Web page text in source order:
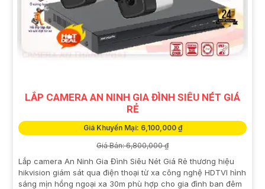
LẮP CAMERA AN NINH GIA ĐÌNH SIÊU NÉT GIÁ
RẺ
Giá Khuyến Mại: 6,100,000 ₫
Giá Bán: 6,800,000 ₫
Lắp camera An Ninh Gia Đình Siêu Nét Giá Rẻ thương hiệu
hikvision giám sát qua điện thoại từ xa công nghệ HDTVI hình
sáng mịn hồng ngoại xa 30m phù hợp cho gia đình ban đêm